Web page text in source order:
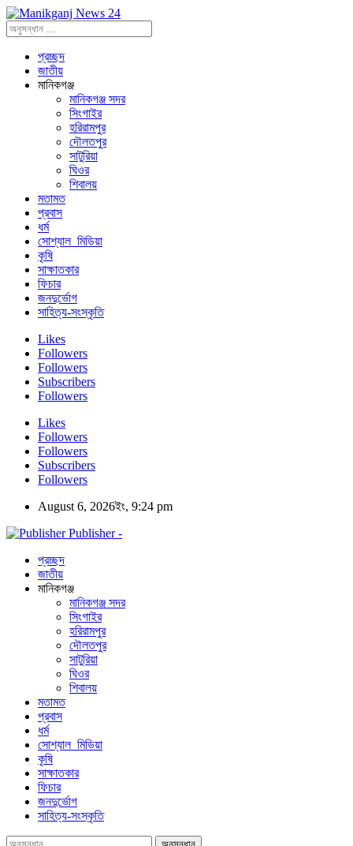
প্রচ্ছদ
জাতীয়
মানিকগঞ্জ
মানিকগঞ্জ সদর
সিংগাইর
হরিরামপুর
দৌলতপুর
সাটুরিয়া
ঘিওর
শিবালয়
মতামত
প্রবাস
ধর্ম
সোশ্যাল_মিডিয়া
কৃষি
সাক্ষাতকার
ফিচার
জনদুর্ভোগ
সাহিত্য-সংস্কৃতি
Likes
Followers
Followers
Subscribers
Followers
Likes
Followers
Followers
Subscribers
Followers
August 6, 2026ইং, 9:24 pm
Publisher -
প্রচ্ছদ
জাতীয়
মানিকগঞ্জ
মানিকগঞ্জ সদর
সিংগাইর
হরিরামপুর
দৌলতপুর
সাটুরিয়া
ঘিওর
শিবালয়
মতামত
প্রবাস
ধর্ম
সোশ্যাল_মিডিয়া
কৃষি
সাক্ষাতকার
ফিচার
জনদুর্ভোগ
সাহিত্য-সংস্কৃতি